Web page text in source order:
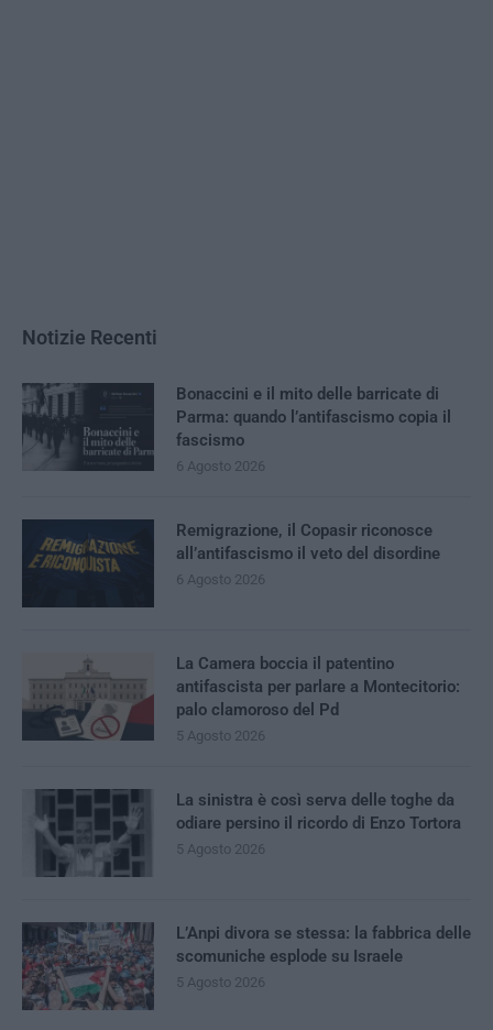
Notizie Recenti
Bonaccini e il mito delle barricate di
Parma: quando l’antifascismo copia il
fascismo
6 Agosto 2026
Remigrazione, il Copasir riconosce
all’antifascismo il veto del disordine
6 Agosto 2026
La Camera boccia il patentino
antifascista per parlare a Montecitorio:
palo clamoroso del Pd
5 Agosto 2026
La sinistra è così serva delle toghe da
odiare persino il ricordo di Enzo Tortora
5 Agosto 2026
L’Anpi divora se stessa: la fabbrica delle
scomuniche esplode su Israele
5 Agosto 2026